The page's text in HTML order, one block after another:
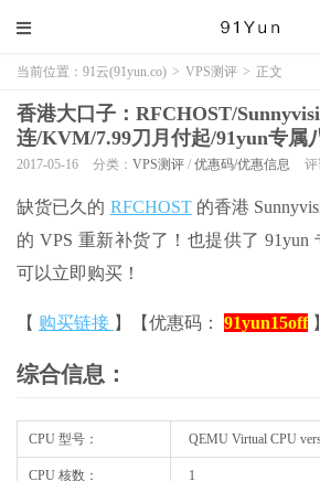
当前位置： 91云(91yun.co) > VPS测评 > 正文
香港大口子：RFCHOST/
连/KVM/7.99刀月付起/91yun专属
2017-05-16 分类： VPS测评 / 优惠码/优惠信息 评
缺货已久的 RFCHOST的香港
的 VPS 重新补货了！也提供了 91yun
可以立即购买！
【 购买链接 】【优惠码： 91yun15off】
综合信息：
CPU 型号： QEMU Virtual CPU
CPU 核数： 1